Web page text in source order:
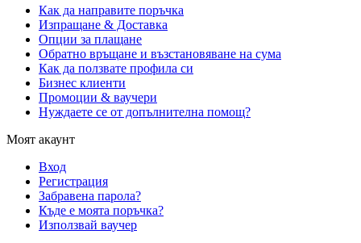
Как да направите поръчка
Изпращане & Доставка
Опции за плащане
Обратно връщане и възстановяване на сума
Как да ползвате профила си
Бизнес клиенти
Промоции & ваучери
Нуждаете се от допълнителна помощ?
Моят акаунт
Вход
Регистрация
Забравена парола?
Къде е моята поръчка?
Използвай ваучер